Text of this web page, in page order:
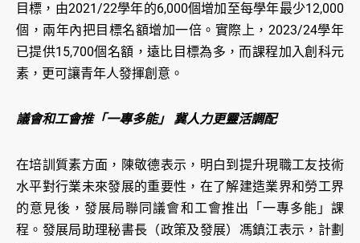
目標，由2021/22學年的6,000個增加至每學年最少12,000
個，兩年內把目標名額增加一倍。實際上，2023/24學年
已提供15,700個名額，遠比目標為多，而課程加入創科元
素，更可讓青年人發揮創意。
議會和工會推「一專多能」 冀人力更靈活調配
在培訓質素方面，陳敬德表示，明白到提升現職工友技術
水平對行業未來發展的重要性，在了解建造業界和勞工界
的意見後，發展局聯同議會和工會推出「一專多能」課
程。發展局助理秘書長（政策及發展）馮鎮江表示，計劃